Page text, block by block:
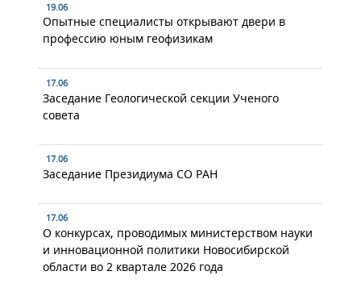
19.06
Опытные специалисты открывают двери в
профессию юным геофизикам
17.06
Заседание Геологической секции Ученого
совета
17.06
Заседание Президиума СО РАН
17.06
О конкурсах, проводимых министерством науки
и инновационной политики Новосибирской
области во 2 квартале 2026 года